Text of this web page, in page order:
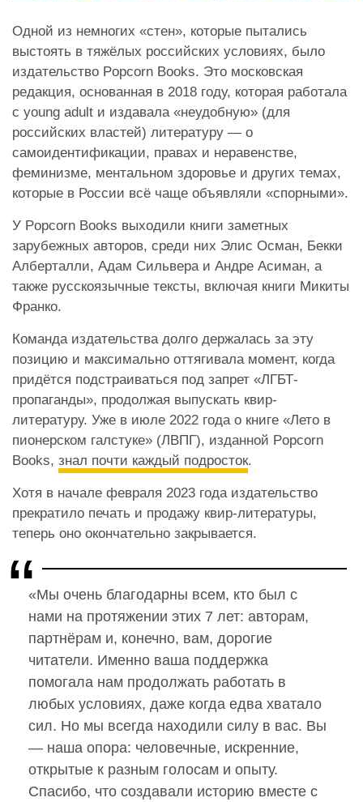
Одной из немногих «стен», которые пытались
выстоять в тяжёлых российских условиях, было
издательство Popcorn Books. Это московская
редакция, основанная в 2018 году, которая работала
с young adult и издавала «неудобную» (для
российских властей) литературу — о
самоидентификации, правах и неравенстве,
феминизме, ментальном здоровье и других темах,
которые в России всё чаще объявляли «спорными».
У Popcorn Books выходили книги заметных
зарубежных авторов, среди них Элис Осман, Бекки
Алберталли, Адам Сильвера и Андре Асиман, а
также русскоязычные тексты, включая книги Микиты
Франко.
Команда издательства долго держалась за эту
позицию и максимально оттягивала момент, когда
придётся подстраиваться под запрет «ЛГБТ-
пропаганды», продолжая выпускать квир-
литературу. Уже в июле 2022 года о книге «Лето в
пионерском галстуке» (ЛВПГ), изданной Popcorn
Books, знал почти каждый подросток.
Хотя в начале февраля 2023 года издательство
прекратило печать и продажу квир-литературы,
теперь оно окончательно закрывается.
«Мы очень благодарны всем, кто был с
нами на протяжении этих 7 лет: авторам,
партнёрам и, конечно, вам, дорогие
читатели. Именно ваша поддержка
помогала нам продолжать работать в
любых условиях, даже когда едва хватало
сил. Но мы всегда находили силу в вас. Вы
— наша опора: человечные, искренние,
открытые к разным голосам и опыту.
Спасибо, что создавали историю вместе с